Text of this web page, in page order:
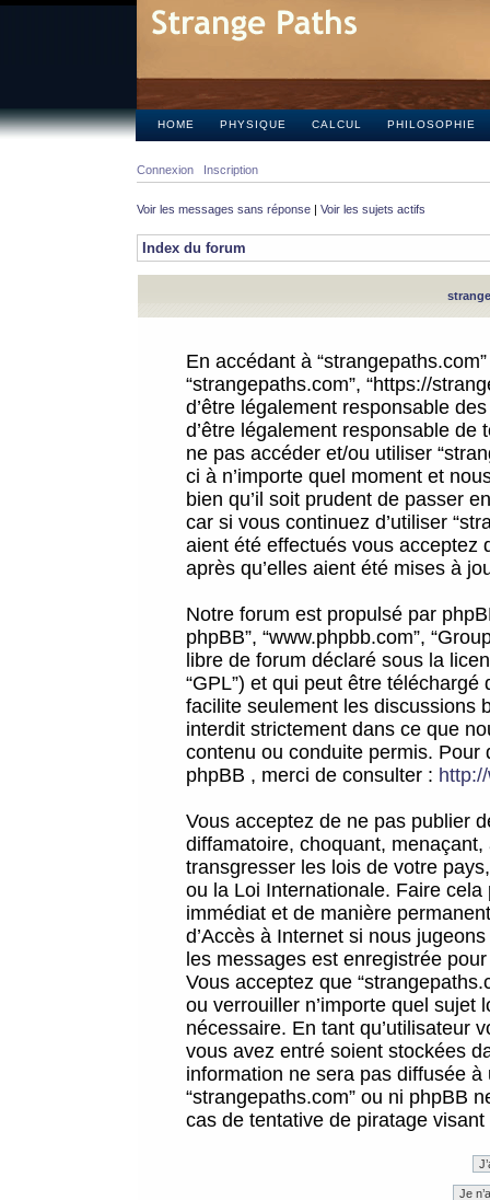
HOME PHYSIQUE CALCUL PHILOSOPHIE
Connexion Inscription
Voir les messages sans réponse | Voir les sujets actifs
Index du forum
En accédant à
“strangepaths.com”, “https://
d’être légalement responsable
d’être légalement responsable
ne pas accéder et/ou utiliser
ci à n’importe quel moment et
bien qu’il soit prudent de passer
car si vous continuez d’utiliser
aient été effectués vous acceptez
après qu’elles aient été mises à
Notre forum est propulsé par
phpBB”, “www.phpbb.com”,
libre de forum déclaré sous la
“GPL”) et qui peut être téléchargé
facilite seulement les discussions
interdit strictement dans ce que
contenu ou conduite permis.
phpBB , merci de consulter :
Vous acceptez de ne pas publier
diffamatoire, choquant,
transgresser les lois de votre
ou la Loi Internationale. Faire
immédiat et de manière
d’Accès à Internet si nous
les messages est enregistrée
Vous acceptez que
ou verrouiller n’importe quel sujet
nécessaire. En tant qu’utilisateur
vous avez entré soient stockées
information ne sera pas diffusée
“strangepaths.com” ou ni phpBB
cas de tentative de piratage